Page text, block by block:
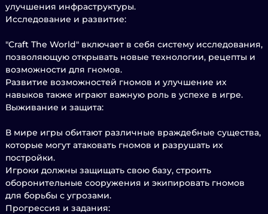
улучшения инфраструктуры.
Исследование и развитие:
"Craft The World" включает в себя систему исследования,
позволяющую открывать новые технологии, рецепты и
возможности для гномов.
Развитие возможностей гномов и улучшение их
навыков также играют важную роль в успехе в игре.
Выживание и защита:
В мире игры обитают различные враждебные существа,
которые могут атаковать гномов и разрушать их
постройки.
Игроки должны защищать свою базу, строить
оборонительные сооружения и экипировать гномов
для борьбы с угрозами.
Прогрессия и задания: